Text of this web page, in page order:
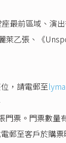
最前區域、演
萊乙張、《
，請電郵至
門票。門票數量
郵至客戶於購